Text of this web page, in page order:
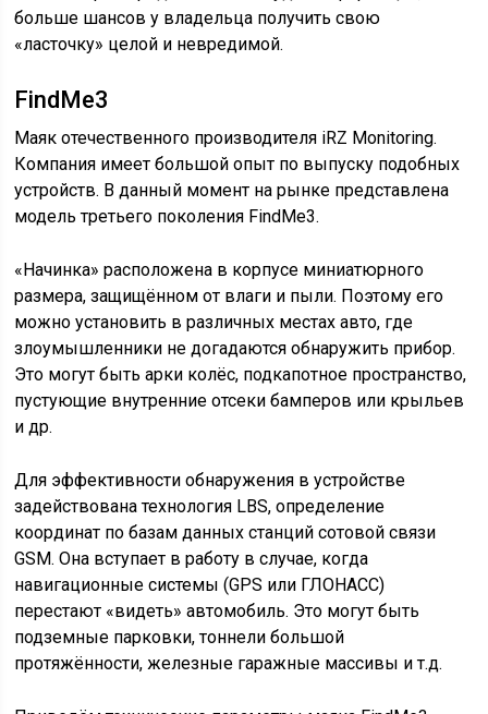
больше шансов у владельца получить свою
«ласточку» целой и невредимой.
FindMe3
Маяк отечественного производителя iRZ Monitoring.
Компания имеет большой опыт по выпуску подобных
устройств. В данный момент на рынке представлена
модель третьего поколения FindMe3.
«Начинка» расположена в корпусе миниатюрного
размера, защищённом от влаги и пыли. Поэтому его
можно установить в различных местах авто, где
злоумышленники не догадаются обнаружить прибор.
Это могут быть арки колёс, подкапотное пространство,
пустующие внутренние отсеки бамперов или крыльев
и др.
Для эффективности обнаружения в устройстве
задействована технология LBS, определение
координат по базам данных станций сотовой связи
GSM. Она вступает в работу в случае, когда
навигационные системы (GPS или ГЛОНАСС)
перестают «видеть» автомобиль. Это могут быть
подземные парковки, тоннели большой
протяжённости, железные гаражные массивы и т.д.